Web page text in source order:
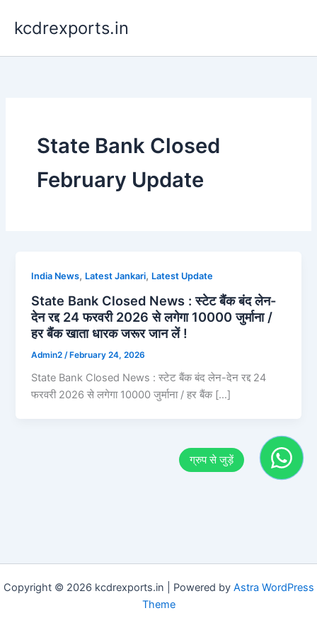
kcdrexports.in
State Bank Closed
February Update
India News, Latest Jankari, Latest Update
State Bank Closed News : स्टेट बैंक बंद लेन-
देन रद्द 24 फरवरी 2026 से लगेगा 10000 जुर्माना /
हर बैंक खाता धारक जरूर जान लें !
Admin2 /February 24, 2026
State Bank Closed News : स्टेट बैंक बंद लेन-देन रद्द 24
फरवरी 2026 से लगेगा 10000 जुर्माना / हर बैंक […]
Copyright © 2026 kcdrexports.in | Powered by Astra WordPress
Theme